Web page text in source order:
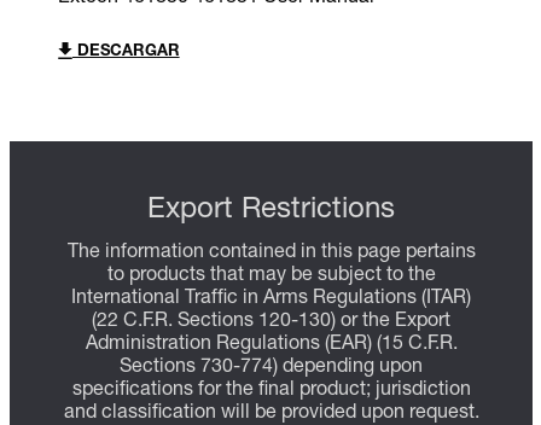
DESCARGAR
Export Restrictions
The information contained in this page pertains
to products that may be subject to the
International Traffic in Arms Regulations (ITAR)
(22 C.F.R. Sections 120-130) or the Export
Administration Regulations (EAR) (15 C.F.R.
Sections 730-774) depending upon
specifications for the final product; jurisdiction
and classification will be provided upon request.